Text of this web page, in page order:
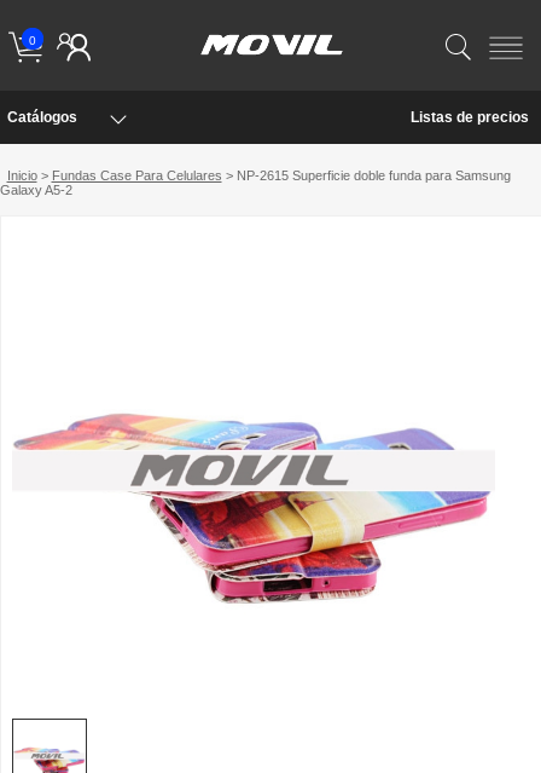
0
Catálogos Listas de precios
Inicio> Fundas Case Para Celulares > NP-2615 Superficie doble funda para Samsung
Galaxy A5-2